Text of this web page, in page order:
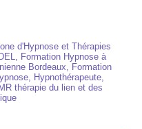
d'Hypnose et Thérapies
, Formation Hypnose à
Bordeaux, Formation
, Hypnothérapeute,
thérapie du lien et des